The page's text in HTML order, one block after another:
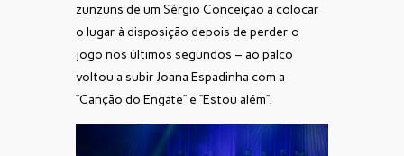
zunzuns de um Sérgio Conceição a colocar
o lugar à disposição depois de perder o
jogo nos últimos segundos – ao palco
voltou a subir Joana Espadinha com a
“Canção do Engate” e “Estou além”.